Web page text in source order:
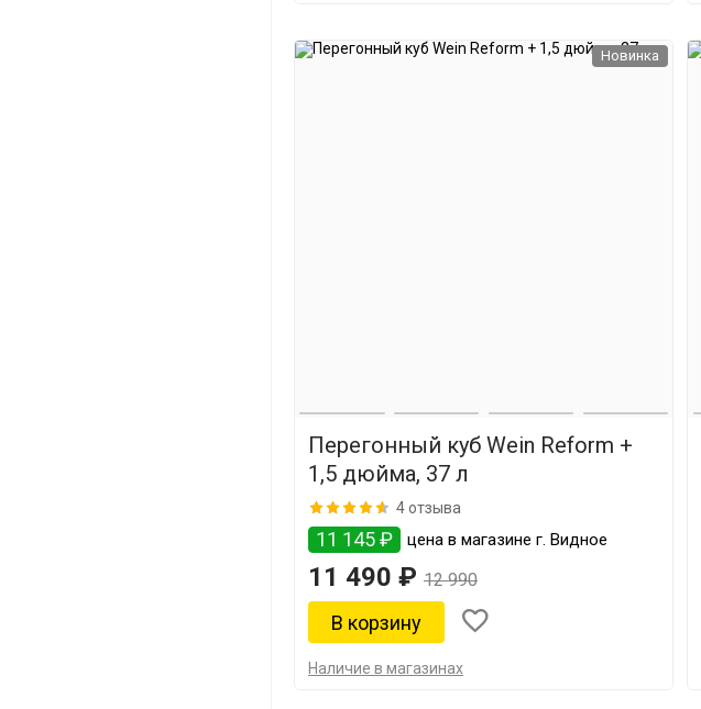
Новинка
Перегонный куб Wein Reform +
1,5 дюйма, 37 л
4 отзыва
11 145 ₽ цена в магазине г. Видное
11 490 ₽ 12 990
Наличие в магазинах